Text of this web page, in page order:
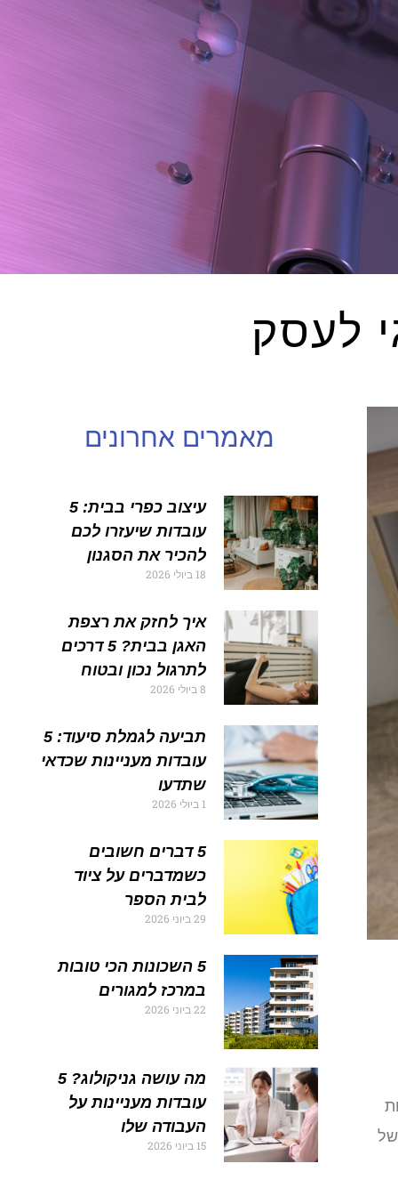
של
מאמרים אחרונים
עיצוב כפרי בבית: 5
עובדות שיעזרו לכם
להכיר את הסגנון
18 ביולי 2026
איך לחזק את רצפת
האגן בבית? 5 דרכים
לתרגול נכון ובטוח
8 ביולי 2026
תביעה לגמלת סיעוד: 5
עובדות מעניינות שכדאי
שתדעו
1 ביולי 2026
5 דברים חשובים
כשמדברים על ציוד
לבית הספר
29 ביוני 2026
5 השכונות הכי טובות
במרכז למגורים
22 ביוני 2026
מה עושה גניקולוג? 5
עובדות מעניינות על
העבודה שלו
15 ביוני 2026